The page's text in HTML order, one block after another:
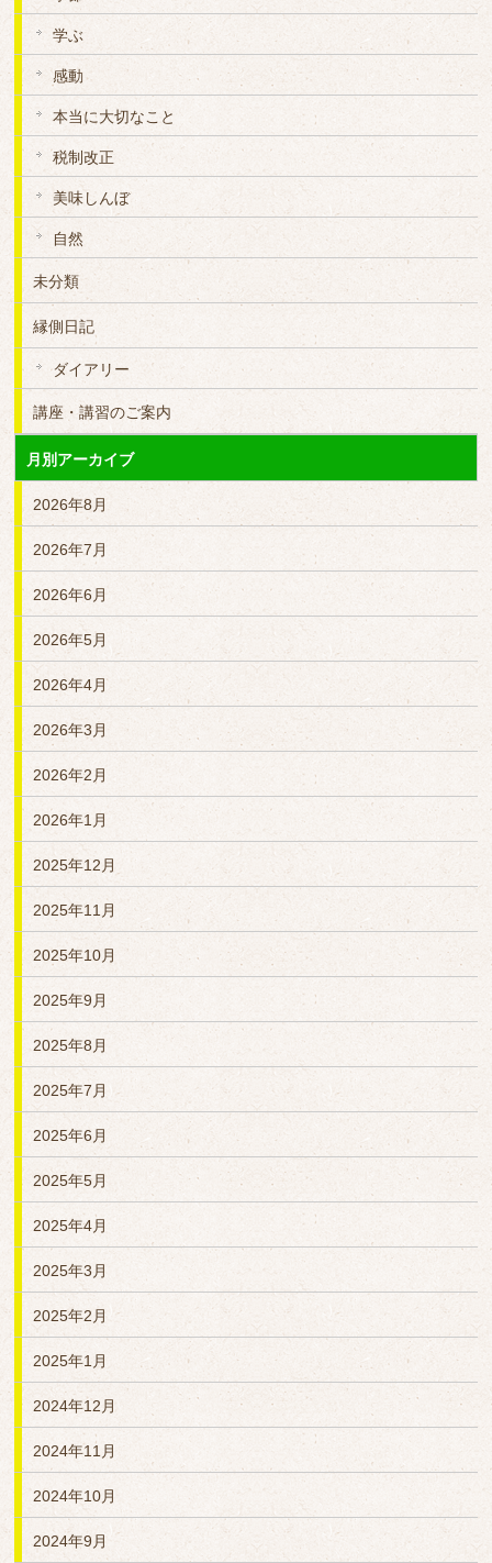
学ぶ
感動
本当に大切なこと
税制改正
美味しんぼ
自然
未分類
縁側日記
ダイアリー
講座・講習のご案内
月別アーカイブ
2026年8月
2026年7月
2026年6月
2026年5月
2026年4月
2026年3月
2026年2月
2026年1月
2025年12月
2025年11月
2025年10月
2025年9月
2025年8月
2025年7月
2025年6月
2025年5月
2025年4月
2025年3月
2025年2月
2025年1月
2024年12月
2024年11月
2024年10月
2024年9月